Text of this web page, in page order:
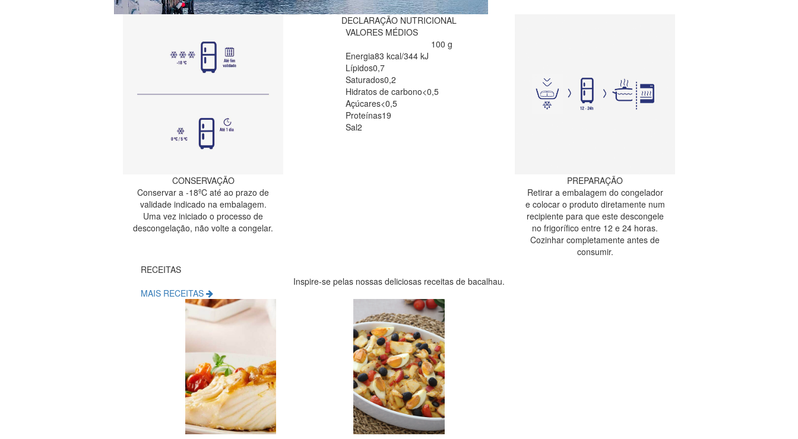
CONSERVAÇÃO
Conservar a -18ºC até ao prazo de
validade indicado na embalagem.
Uma vez iniciado o processo de
descongelação, não volte a congelar.
DECLARAÇÃO NUTRICIONAL
VALORES MÉDIOS
100 g
Energia83 kcal/344 kJ
Lípidos0,7
Saturados0,2
Hidratos de carbono<0,5
Açúcares<0,5
Proteínas19
Sal2
PREPARAÇÃO
Retirar a embalagem do congelador
e colocar o produto diretamente num
recipiente para que este descongele
no frigorífico entre 12 e 24 horas.
Cozinhar completamente antes de
consumir.
RECEITAS
Inspire-se pelas nossas deliciosas receitas de bacalhau.
MAIS RECEITAS